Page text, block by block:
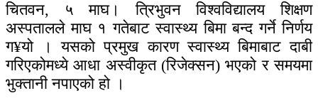
चितवन, ५ माघ। त्रिभुवन विश्वविद्यालय शिक्षण
अस्पतालले माघ १ गतेबाट स्वास्थ्य बिमा बन्द गर्ने निर्णय
ग¥यो । यसको प्रमुख कारण स्वास्थ्य बिमाबाट दाबी
गरिएकोमध्ये आधा अस्वीकृत (रिजेक्सन) भएको र समयमा
भुक्तानी नपाएको हो ।